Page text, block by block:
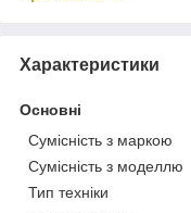
Характеристики
Основні
Сумісність з маркою
Сумісність з моделлю
Тип техніки